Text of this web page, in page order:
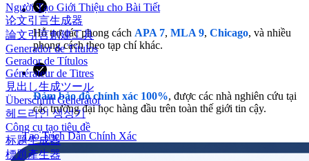
Người Tạo Giới Thiệu cho Bài Tiết
论文引言生成器
論文引言創建工具
Generador de Títulos
Gerador de Títulos
Générateur de Titres
見出し生成ツール
Überschrift Generator
헤드라인 생성기
Công cụ tạo tiêu đề
标题生成器
標題產生器
Hỗ trợ các phong cách APA 7, MLA 9, Chicago, và nhiều
phong cách theo tạp chí khác.
Đảm bảo độ chính xác 100%, được các nhà nghiên cứu tại
các trường đại học hàng đầu trên toàn thế giới tin cậy.
Tạo Trích Dẫn Chính Xác